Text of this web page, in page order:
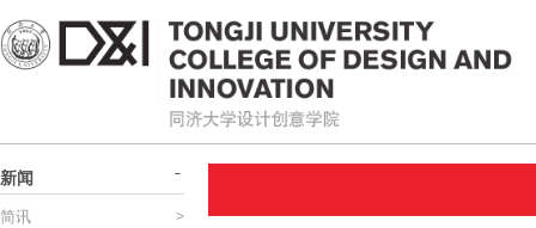
新闻
简讯
>